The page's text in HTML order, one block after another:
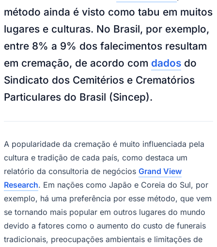
NFL
UFC
MLB
Atletismo
NBB
Competições de Futebol
Brasileirão Série B
Copa do Brasil
Sul-Americana
Copa América
Champions League
Premier League
La Liga
Bundesliga
Mundial 2026
Times - Ir direto
método ainda é visto como tabu em muitos
lugares e culturas. No Brasil, por exemplo,
entre 8% a 9% dos falecimentos resultam
em cremação, de acordo com dados do
Sindicato dos Cemitérios e Crematórios
Particulares do Brasil (Sincep).
A popularidade da cremação é muito influenciada pela
cultura e tradição de cada país, como destaca um
relatório da consultoria de negócios Grand View
Research. Em nações como Japão e Coreia do Sul, por
exemplo, há uma preferência por esse método, que vem
se tornando mais popular em outros lugares do mundo
devido a fatores como o aumento do custo de funerais
tradicionais, preocupações ambientais e limitações de